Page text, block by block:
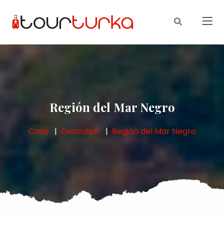
Región del Mar Negro
Casa Descubrir Región del Mar Negro